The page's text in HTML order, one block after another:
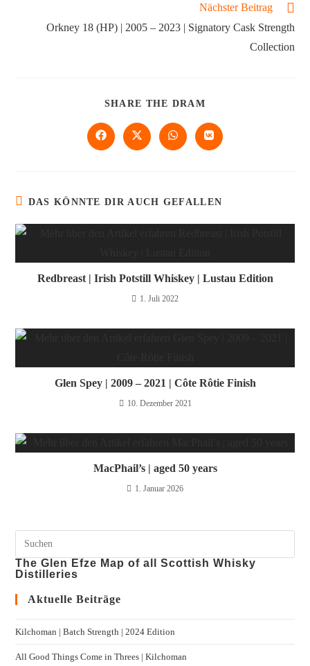
Nächster Beitrag
Orkney 18 (HP) | 2005 – 2023 | Signatory Cask Strength
Collection
SHARE THE DRAM
DAS KÖNNTE DIR AUCH GEFALLEN
Redbreast | Irish Potstill Whiskey | Lustau Edition
1. Juli 2022
Glen Spey | 2009 – 2021 | Côte Rôtie Finish
10. Dezember 2021
MacPhail’s | aged 50 years
1. Januar 2026
The Glen Efze Map of all Scottish Whisky
Distilleries
Aktuelle Beiträge
Kilchoman | Batch Strength | 2024 Edition
All Good Things Come in Threes | Kilchoman